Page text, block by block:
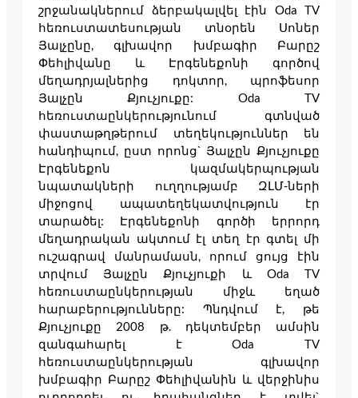
շրջանակներում ձերբակալվել էին Oda TV
հեռուստատեսության տնօրեն Սոներ
Յալչընը, գլխավոր խմբագիր Բարըշ
Փեհլիվանը և Էրգենեքոնի գործով
մեղադրյալներից դոկտոր, պրոֆեսոր
Յալչըն Քյուչյուքը: Oda TV
հեռուստաընկերությունում գտնված
փաստաթղթերում տեղեկություններ են
հանդիպում, ըստ որոնց` Յալչըն Քյուչյուքը
Էրգենեքոն կազմակերպության
նպատակների ուղղությամբ ԶԼՄ-ների
միջոցով ապատեղեկատվություն էր
տարածել: Էրգենեքոնի գործի երրորդ
մեղադրական ակտում էլ տեղ էր գտել մի
ուշագրավ մանրամասն, որում ցույց էին
տրվում Յալչըն Քյուչյուքի և Oda TV
հեռուստաընկերության միջև եղած
հարաբերությունները: Պնդվում է, թե
Քյուչյուքը 2008 թ. դեկտեմբեր ամսին
զանգահարել է Oda TV
հեռուստաընկերության գլխավոր
խմբագիր Բարըշ Փեհլիվանին և վերջինիս